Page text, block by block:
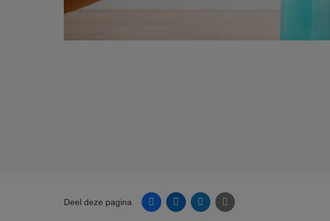
Deel deze pagina FacebookLinkedinTwitter E-mail